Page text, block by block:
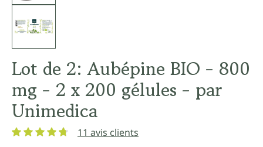
Lot de 2: Aubépine BIO - 800
mg - 2 x 200 gélules - par
Unimedica
11 avis clients